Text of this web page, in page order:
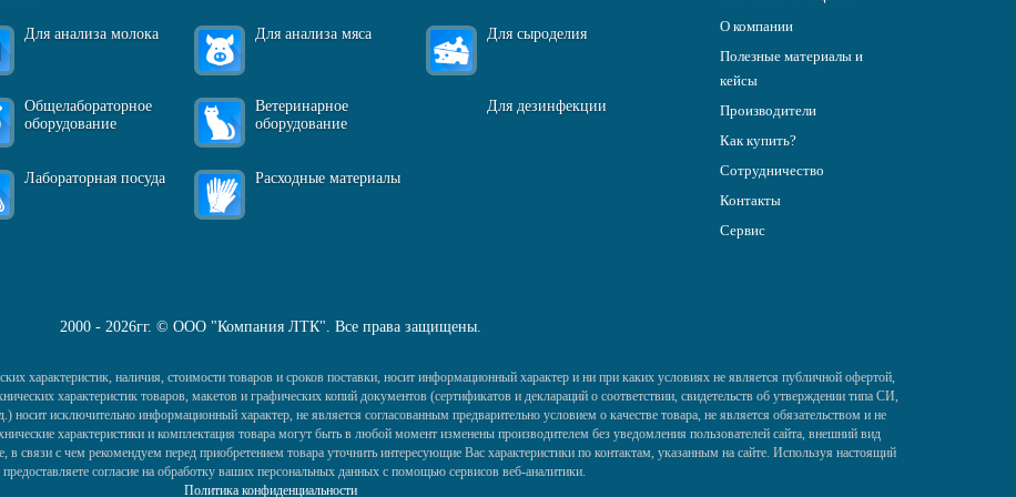
Для анализа молока Для анализа мяса Для сыроделия
Общелабораторное
оборудование
Ветеринарное
оборудование
Для дезинфекции
Лабораторная посуда Расходные материалы
О компании
Полезные материалы и
кейсы
Производители
Как купить?
Сотрудничество
Контакты
Сервис
2000 - 2026гг. © ООО "Компания ЛТК". Все права защищены.
характеристик, наличия, стоимости товаров и сроков поставки, носит информационный характер и ни при каких условиях не является публичной офертой,
характеристик товаров, макетов и графических копий документов (сертификатов и деклараций о соответствии, свидетельств об утверждении типа СИ,
носит исключительно информационный характер, не является согласованным предварительно условием о качестве товара, не является обязательством и не
характеристики и комплектация товара могут быть в любой момент изменены производителем без уведомления пользователей сайта, внешний вид
в связи с чем рекомендуем перед приобретением товара уточнить интересующие Вас характеристики по контактам, указанным на сайте. Используя настоящий
предоставляете согласие на обработку ваших персональных данных с помощью сервисов веб-аналитики.
Политика конфиденциальности